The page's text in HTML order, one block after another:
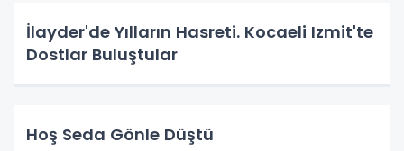
İlayder'de Yılların Hasreti. Kocaeli Izmit'te
Dostlar Buluştular
Hoş Seda Gönle Düştü